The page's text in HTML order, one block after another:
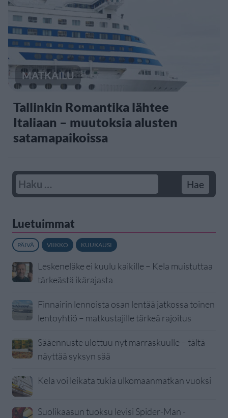
MATKAILU
Tallinkin Romantika lähtee
Italiaan – muutoksia alusten
satamapaikoissa
Luetuimmat
PÄIVÄ VIIKKO KUUKAUSI
Leskeneläke ei kuulu kaikille – Kela muistuttaa
tärkeästä ikärajasta
Finnairin lennoista osan lentää jatkossa toinen
lentoyhtiö – matkustajille tärkeä rajoitus
Sääennuste ulottuu nyt marraskuulle – tältä
näyttää syksyn sää
Kela voi leikata tukia ulkomaanmatkan vuoksi
Suolikaasun tuoksu levisi Spider-Man -